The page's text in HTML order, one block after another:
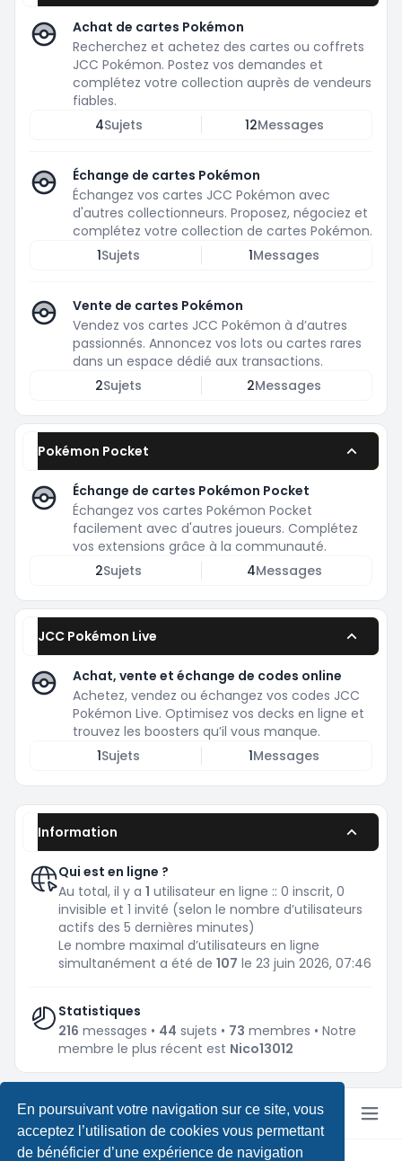
En poursuivant votre navigation sur ce site, vous
acceptez l’utilisation de cookies vous permettant
de bénéficier d’une expérience de navigation
Achat de cartes Pokémon
Recherchez et achetez des cartes ou coffrets
JCC Pokémon. Postez vos demandes et
complétez votre collection auprès de vendeurs
fiables.
4Sujets 12Messages
Échange de cartes Pokémon
Échangez vos cartes JCC Pokémon avec
d'autres collectionneurs. Proposez, négociez et
complétez votre collection de cartes Pokémon.
1Sujets 1Messages
Vente de cartes Pokémon
Vendez vos cartes JCC Pokémon à d’autres
passionnés. Annoncez vos lots ou cartes rares
dans un espace dédié aux transactions.
2Sujets 2Messages
Pokémon Pocket
Échange de cartes Pokémon Pocket
Échangez vos cartes Pokémon Pocket
facilement avec d'autres joueurs. Complétez
vos extensions grâce à la communauté.
2Sujets 4Messages
JCC Pokémon Live
Achat, vente et échange de codes online
Achetez, vendez ou échangez vos codes JCC
Pokémon Live. Optimisez vos decks en ligne et
trouvez les boosters qu’il vous manque.
1Sujets 1Messages
Information
Qui est en ligne ?
Au total, il y a 1 utilisateur en ligne :: 0 inscrit, 0
invisible et 1 invité (selon le nombre d’utilisateurs
actifs des 5 dernières minutes)
Le nombre maximal d’utilisateurs en ligne
simultanément a été de 107 le 23 juin 2026, 07:46
Statistiques
216 messages • 44 sujets • 73 membres • Notre
membre le plus récent est Nico13012